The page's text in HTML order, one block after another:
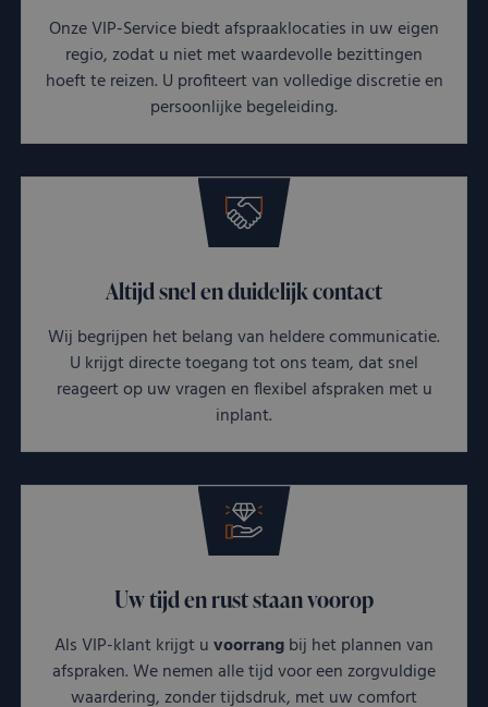
Onze VIP-Service biedt afspraaklocaties in uw eigen
regio, zodat u niet met waardevolle bezittingen
hoeft te reizen. U profiteert van volledige discretie en
persoonlijke begeleiding.
Altijd snel en duidelijk contact
Wij begrijpen het belang van heldere communicatie.
U krijgt directe toegang tot ons team, dat snel
reageert op uw vragen en flexibel afspraken met u
inplant.
Uw tijd en rust staan voorop
Als VIP-klant krijgt uvoorrangbij het plannen van
afspraken. We nemen alle tijd voor een zorgvuldige
waardering, zonder tijdsdruk, met uw comfort